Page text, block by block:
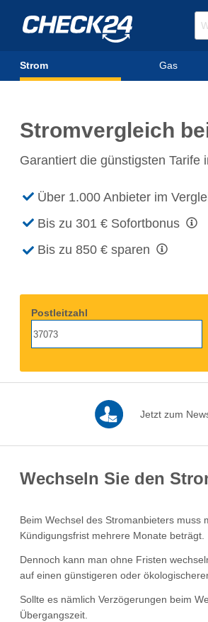
Strom Gas
Stromvergleich
Garantiert die günstigsten Tarife
Über 1.000 Anbieter im
Bis zu 301 € Sofortbonus
Bis zu 850 € sparen
Postleitzahl
Jetzt zum
Wechseln Sie den
Beim Wechsel des Stromanbieters
Kündigungsfrist mehrere Monate beträgt.
Dennoch kann man ohne Fristen
auf einen günstigeren oder
Sollte es nämlich Verzögerungen beim
Übergangszeit.